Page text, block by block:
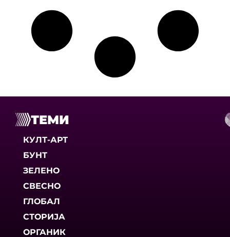
ТЕМИ
КУЛТ-АРТ
БУНТ
ЗЕЛЕНО
СВЕСНО
ГЛОБАЛ
СТОРИЈА
ОРГАНИК